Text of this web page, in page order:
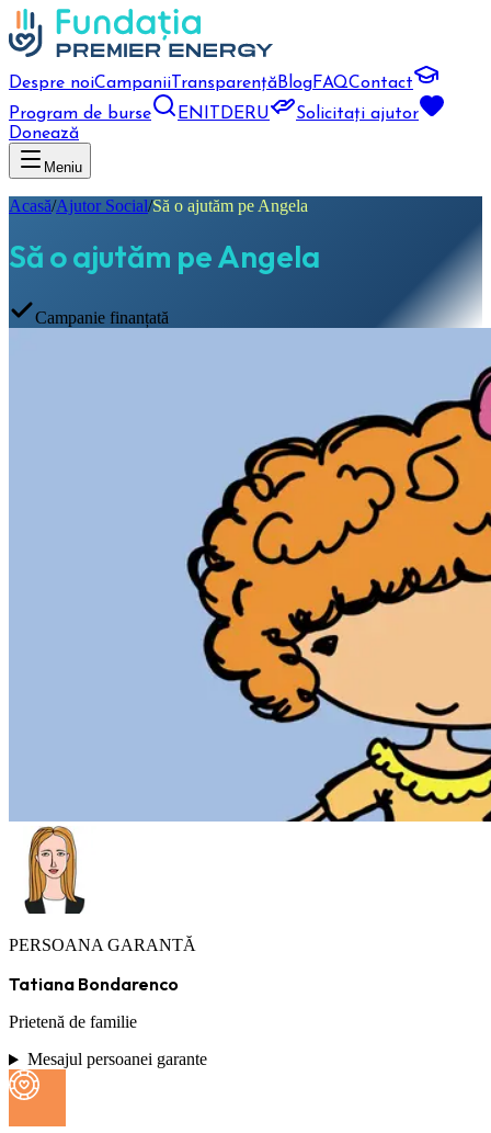
Despre noiCampanii TransparențăBlogFAQContact
Program de burse
EN DERU
Solicitați ajutor
Donează
Meniu
Acasă/Ajutor Social/Să o ajutăm pe Angela
Să o ajutăm pe Angela
Campanie finanțată
PERSOANA GARANTĂ
Tatiana Bondarenco
Prietenă de familie
Mesajul persoanei garante